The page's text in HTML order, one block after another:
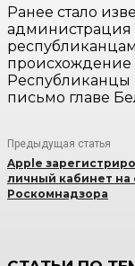
Ранее стало
администрация
Республиканцы
письмо главе
Предыдущая статья
Apple
личный кабинет на
Роскомнадзора